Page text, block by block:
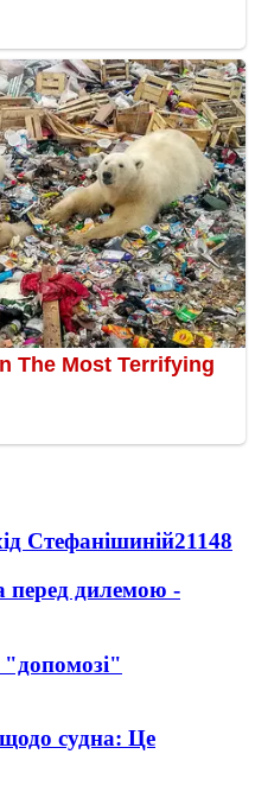
Стефанішиній21148
перед дилемою -
судна: Це